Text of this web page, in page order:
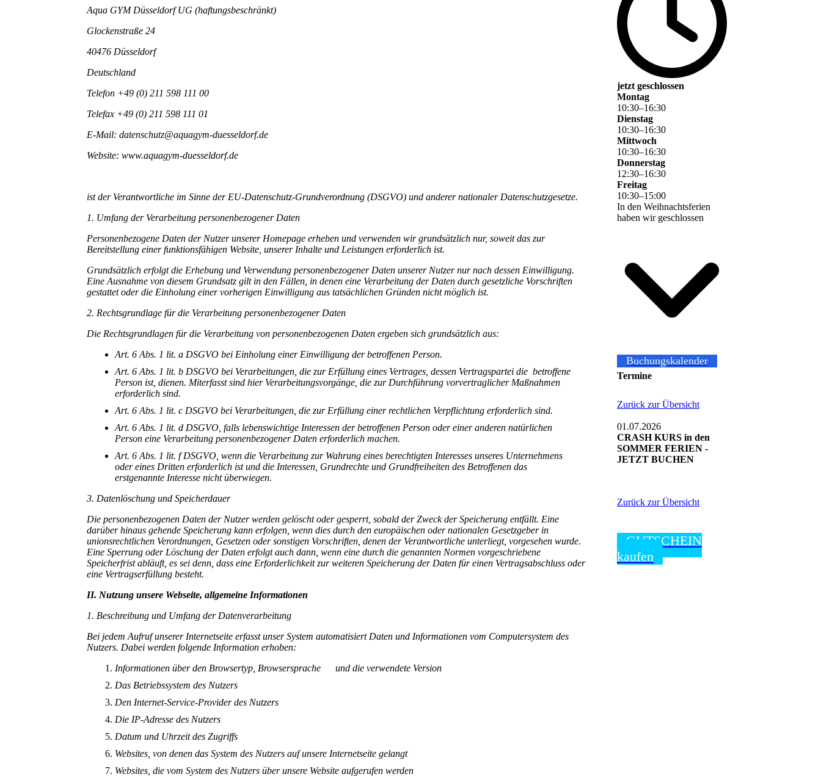
Aqua GYM Düsseldorf UG (haftungsbeschränkt)
Glockenstraße 24
40476 Düsseldorf
Deutschland
Telefon +49 (0) 211 598 111 00
Telefax +49 (0) 211 598 111 01
E-Mail: datenschutz@aquagym-duesseldorf.de
Website: www.aquagym-duesseldorf.de
ist der Verantwortliche im Sinne der EU-Datenschutz-Grundverordnung (DSGVO) und anderer nationaler Datenschutzgesetze.
1. Umfang der Verarbeitung personenbezogener Daten
Personenbezogene Daten der Nutzer unserer Homepage erheben und verwenden wir grundsätzlich nur, soweit das zur
Bereitstellung einer funktionsfähigen Website, unserer Inhalte und Leistungen erforderlich ist.
Grundsätzlich erfolgt die Erhebung und Verwendung personenbezogener Daten unserer Nutzer nur nach dessen Einwilligung.
Eine Ausnahme von diesem Grundsatz gilt in den Fällen, in denen eine Verarbeitung der Daten durch gesetzliche Vorschriften
gestattet oder die Einholung einer vorherigen Einwilligung aus tatsächlichen Gründen nicht möglich ist.
2. Rechtsgrundlage für die Verarbeitung personenbezogener Daten
Die Rechtsgrundlagen für die Verarbeitung von personenbezogenen Daten ergeben sich grundsätzlich aus:
Art. 6 Abs. 1 lit. a DSGVO bei Einholung einer Einwilligung der betroffenen Person.
Art. 6 Abs. 1 lit. b DSGVO bei Verarbeitungen, die zur Erfüllung eines Vertrages, dessen Vertragspartei die betroffene
Person ist, dienen. Miterfasst sind hier Verarbeitungsvorgänge, die zur Durchführung vorvertraglicher Maßnahmen
erforderlich sind.
Art. 6 Abs. 1 lit. c DSGVO bei Verarbeitungen, die zur Erfüllung einer rechtlichen Verpflichtung erforderlich sind.
Art. 6 Abs. 1 lit. d DSGVO, falls lebenswichtige Interessen der betroffenen Person oder einer anderen natürlichen
Person eine Verarbeitung personenbezogener Daten erforderlich machen.
Art. 6 Abs. 1 lit. f DSGVO, wenn die Verarbeitung zur Wahrung eines berechtigten Interesses unseres Unternehmens
oder eines Dritten erforderlich ist und die Interessen, Grundrechte und Grundfreiheiten des Betroffenen das
erstgenannte Interesse nicht überwiegen.
3. Datenlöschung und Speicherdauer
Die personenbezogenen Daten der Nutzer werden gelöscht oder gesperrt, sobald der Zweck der Speicherung entfällt. Eine
darüber hinaus gehende Speicherung kann erfolgen, wenn dies durch den europäischen oder nationalen Gesetzgeber in
unionsrechtlichen Verordnungen, Gesetzen oder sonstigen Vorschriften, denen der Verantwortliche unterliegt, vorgesehen wurde.
Eine Sperrung oder Löschung der Daten erfolgt auch dann, wenn eine durch die genannten Normen vorgeschriebene
Speicherfrist abläuft, es sei denn, dass eine Erforderlichkeit zur weiteren Speicherung der Daten für einen Vertragsabschluss oder
eine Vertragserfüllung besteht.
II. Nutzung unsere Webseite, allgemeine Informationen
1. Beschreibung und Umfang der Datenverarbeitung
Bei jedem Aufruf unserer Internetseite erfasst unser System automatisiert Daten und Informationen vom Computersystem des
Nutzers. Dabei werden folgende Information erhoben:
Informationen über den Browsertyp, Browsersprache und die verwendete Version
Das Betriebssystem des Nutzers
Den Internet-Service-Provider des Nutzers
Die IP-Adresse des Nutzers
Datum und Uhrzeit des Zugriffs
Websites, von denen das System des Nutzers auf unsere Internetseite gelangt
Websites, die vom System des Nutzers über unsere Website aufgerufen werden
jetzt geschlossen
Montag
10:30–16:30
Dienstag
10:30–16:30
Mittwoch
10:30–16:30
Donnerstag
12:30–16:30
Freitag
10:30–15:00
In den Weihnachtsferien
haben wir geschlossen
Buchungskalender
Termine
Zurück zur Übersicht
01.07.2026
CRASH KURS in den
SOMMER FERIEN -
JETZT BUCHEN
Zurück zur Übersicht
GUTSCHEIN
kaufen